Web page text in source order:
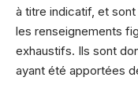
à titre indicatif, et sont
les renseignements
exhaustifs. Ils sont
ayant été apportées